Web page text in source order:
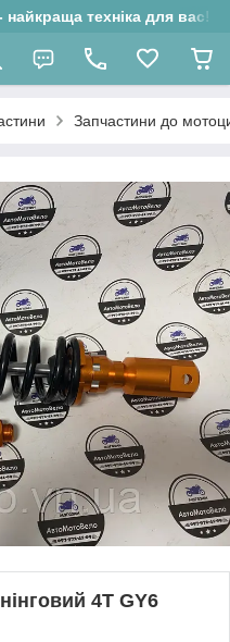
техніка для вас!
Запчастини до
4T GY6